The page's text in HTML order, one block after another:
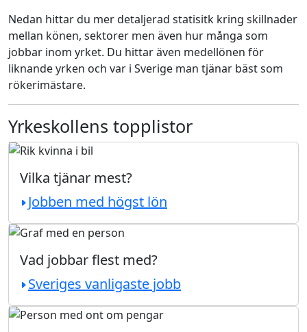
Nedan hittar du mer detaljerad statisitk kring skillnader
mellan könen, sektorer men även hur många som
jobbar inom yrket. Du hittar även medellönen för
liknande yrken och var i Sverige man tjänar bäst som
rökerimästare.
Yrkeskollens topplistor
Vilka tjänar mest?
Jobben med högst lön
Vad jobbar flest med?
Sveriges vanligaste jobb